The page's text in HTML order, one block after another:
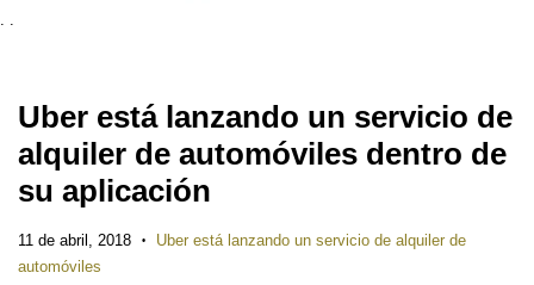
. .
Uber está lanzando un servicio de
alquiler de automóviles dentro de
su aplicación
11 de abril, 2018 •
Uber está lanzando un servicio de alquiler de
automóviles